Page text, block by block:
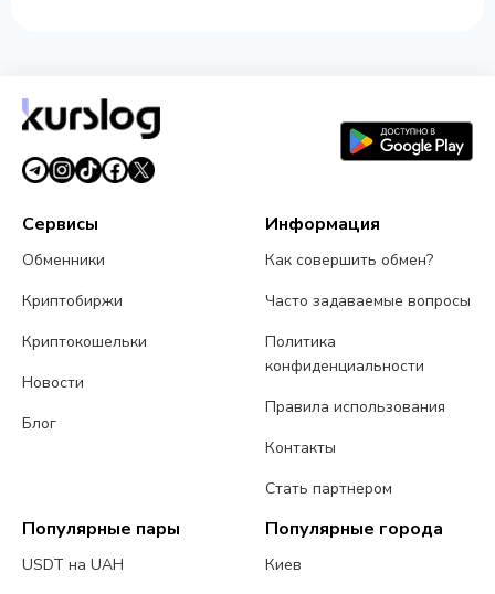
Сервисы
Обменники
Криптобиржи
Криптокошельки
Новости
Блог
Информация
Как совершить обмен?
Часто задаваемые вопросы
Политика
конфиденциальности
Правила использования
Контакты
Стать партнером
Популярные пары
USDT на UAH
Популярные города
Киев